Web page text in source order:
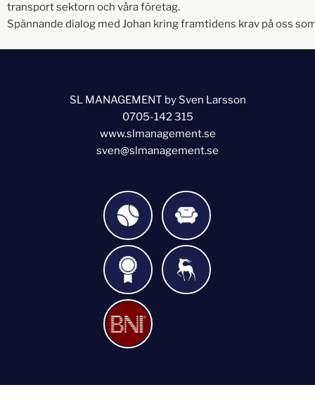
transport sektorn och våra företag.
Spännande dialog med Johan kring framtidens krav på oss
SL MANAGEMENT by Sven Larsson
0705-142 315
www.slmanagement.se
sven@slmanagement.se